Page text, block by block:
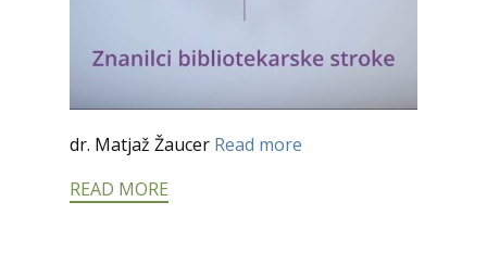
dr. Matjaž Žaucer Read more
READ MORE